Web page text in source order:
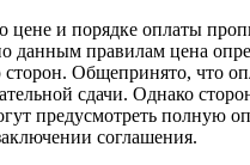
цене и порядке оплаты
данным правилам цена
Общепринято, что
сдачи. Однако
предусмотреть полную
соглашения.